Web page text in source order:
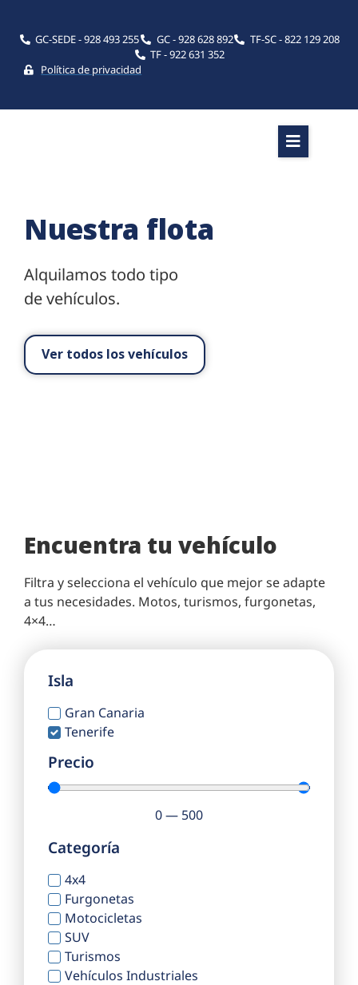
GC-SEDE - 928 493 255 GC - 928 628 892
TF-SC - 822 129 208
TF - 922 631 352
Política de privacidad
Nuestra flota
Alquilamos todo tipo
de vehículos.
Ver todos los vehículos
Encuentra tu vehículo
Filtra y selecciona el vehículo que mejor se adapte
a tus necesidades. Motos, turismos, furgonetas,
4×4…
Isla
Gran Canaria
Tenerife
Precio
0— 500
Categoría
4x4
Furgonetas
Motocicletas
SUV
Turismos
Vehículos Industriales